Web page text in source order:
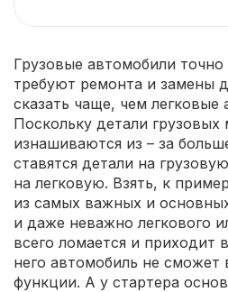
Грузовые автомобили
требуют ремонта и замены
сказать чаще, чем легковые
Поскольку детали
изнашиваются из – за
ставятся детали на
на легковую. Взять, к
из самых важных и
и даже неважно легкового
всего ломается и приходит
него автомобиль не сможет
функции. А у стартера